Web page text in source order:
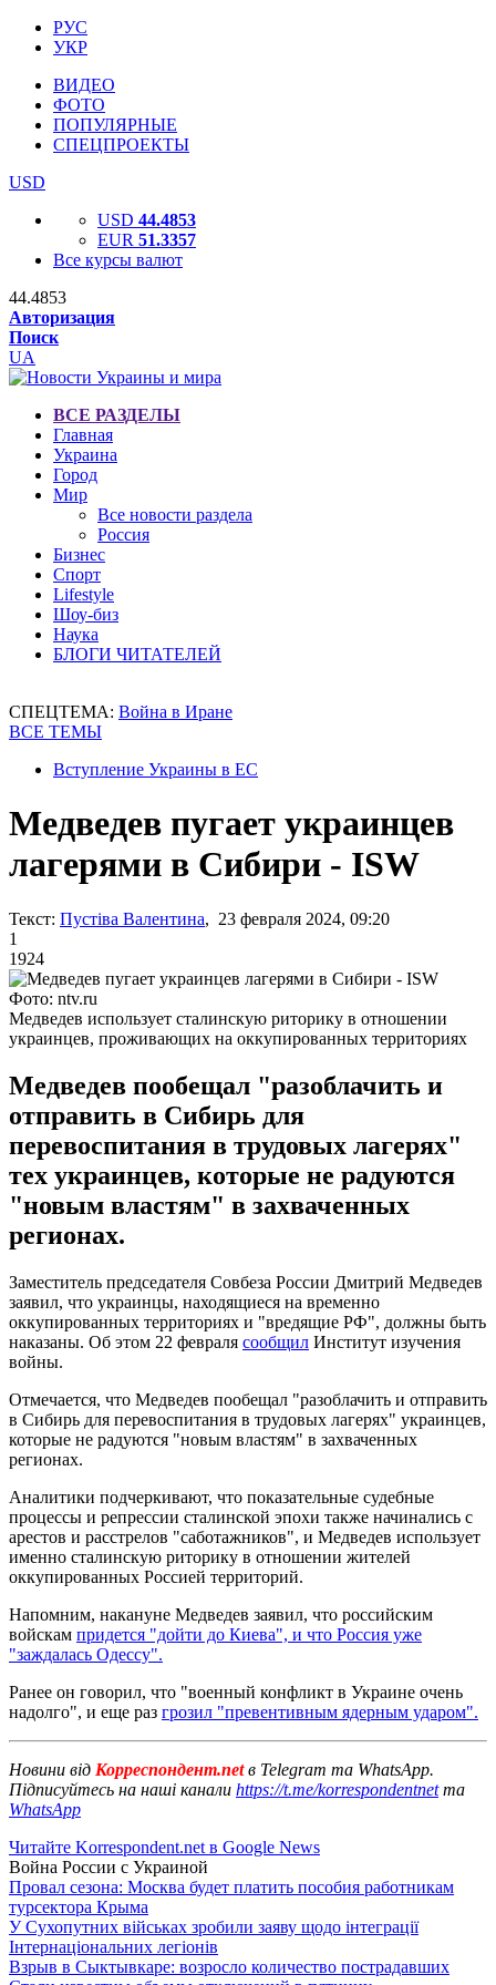
РУС
УКР
ВИДЕО
ФОТО
ПОПУЛЯРНЫЕ
СПЕЦПРОЕКТЫ
USD
USD 44.4853
EUR 51.3357
Все курсы валют
44.4853
Авторизация
Поиск
UA
ВСЕ РАЗДЕЛЫ
Главная
Украина
Город
Мир
Все новости раздела
Россия
Бизнес
Спорт
Lifestyle
Шоу-биз
Наука
БЛОГИ ЧИТАТЕЛЕЙ
СПЕЦТЕМА: Война в Иране
ВСЕ ТЕМЫ
Вступление Украины в ЕС
Медведев пугает украинцев
лагерями в Сибири - ISW
Текст: Пустіва Валентина, 23 февраля 2024, 09:20
1
1924
Фото: ntv.ru
Медведев использует сталинскую риторику в отношении
украинцев, проживающих на оккупированных территориях
Медведев пообещал "разоблачить и
отправить в Сибирь для
перевоспитания в трудовых лагерях"
тех украинцев, которые не радуются
"новым властям" в захваченных
регионах.
Заместитель председателя Совбеза России Дмитрий Медведев
заявил, что украинцы, находящиеся на временно
оккупированных территориях и "вредящие РФ", должны быть
наказаны. Об этом 22 февраля сообщил Институт изучения
войны.
Отмечается, что Медведев пообещал "разоблачить и отправить
в Сибирь для перевоспитания в трудовых лагерях" украинцев,
которые не радуются "новым властям" в захваченных
регионах.
Аналитики подчеркивают, что показательные судебные
процессы и репрессии сталинской эпохи также начинались с
арестов и расстрелов "саботажников", и Медведев использует
именно сталинскую риторику в отношении жителей
оккупированных Россией территорий.
Напомним, накануне Медведев заявил, что российским
войскам придется "дойти до Киева", и что Россия уже
"заждалась Одессу".
Ранее он говорил, что "военный конфликт в Украине очень
надолго", и еще раз грозил "превентивным ядерным ударом".
Новини від Корреспондент.netв Telegram та WhatsApp.
Підписуйтесь на наші канали https://t.me/korrespondentnetта
WhatsApp
Читайте Korrespondent.net в Google News
Война России с Украиной
Провал сезона: Москва будет платить пособия работникам
турсектора Крыма
У Сухопутних військах зробили заяву щодо інтеграції
Інтернаціональних легіонів
Взрыв в Сыктывкаре: возросло количество пострадавших